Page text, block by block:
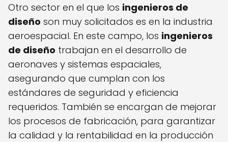
Otro sector en el que los ingenieros de
diseño son muy solicitados es en la industria
aeroespacial. En este campo, los ingenieros
de diseño trabajan en el desarrollo de
aeronaves y sistemas espaciales,
asegurando que cumplan con los
estándares de seguridad y eficiencia
requeridos. También se encargan de mejorar
los procesos de fabricación, para garantizar
la calidad y la rentabilidad en la producción